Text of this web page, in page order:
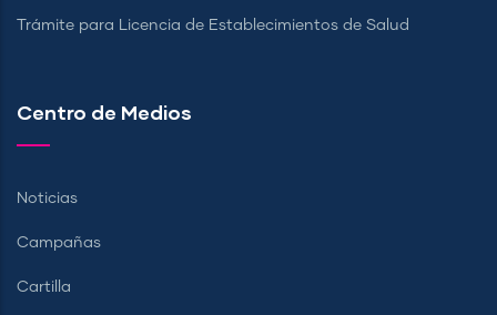
Trámite para Licencia de Establecimientos de Salud
Centro de Medios
Noticias
Campañas
Cartilla